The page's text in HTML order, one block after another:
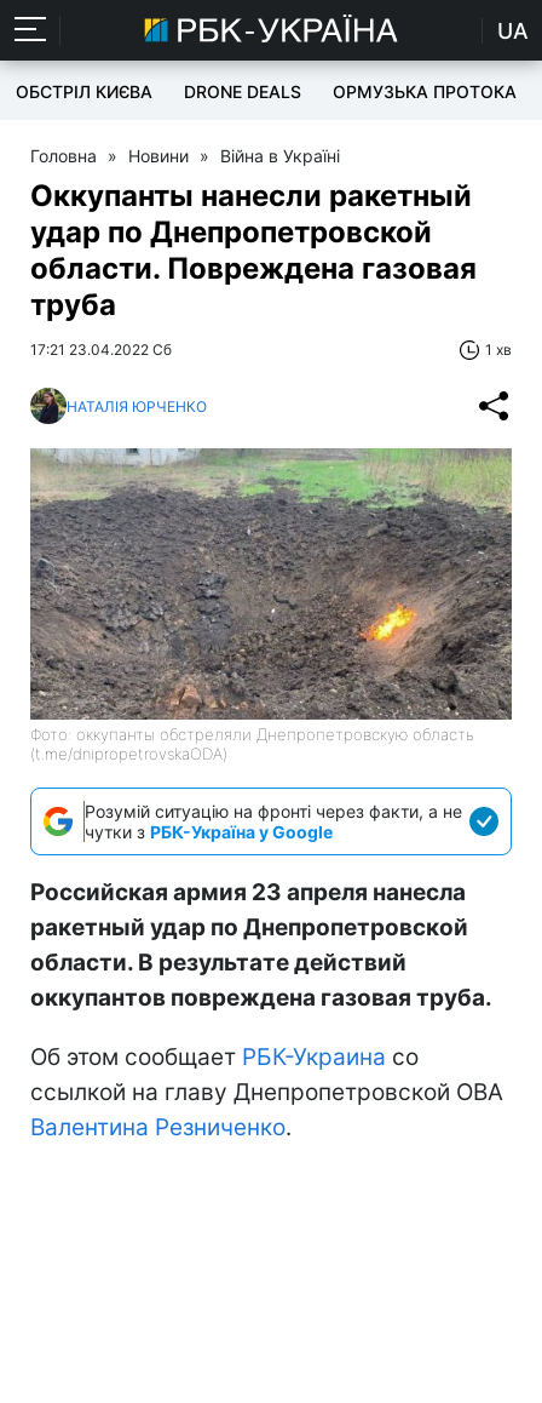
UA
ОБСТРІЛ КИЄВА DRONE DEALS ОРМУЗЬКА ПРОТОКА
Головна » Новини » Війна в Україні
Оккупанты нанесли ракетный
удар по Днепропетровской
области. Повреждена газовая
труба
17:21 23.04.2022 Сб 1 хв
НАТАЛІЯ ЮРЧЕНКО
Фото: оккупанты обстреляли Днепропетровскую область
(t.me/dnipropetrovskaODA)
Розумій ситуацію на фронті через факти, а не
чутки з РБК-Україна у Google
Российская армия 23 апреля нанесла
ракетный удар по Днепропетровской
области. В результате действий
оккупантов повреждена газовая труба.
Об этом сообщает РБК-Украина со
ссылкой на главу Днепропетровской ОВА
Валентина Резниченко.